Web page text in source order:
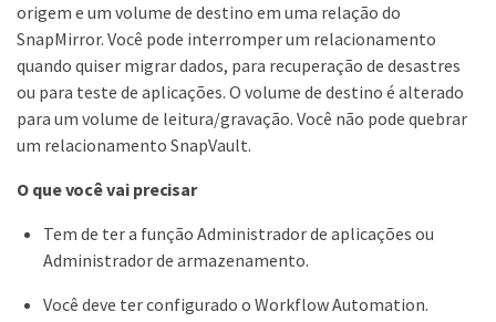
origem e um volume de destino em uma relação do
SnapMirror. Você pode interromper um relacionamento
quando quiser migrar dados, para recuperação de desastres
ou para teste de aplicações. O volume de destino é alterado
para um volume de leitura/gravação. Você não pode quebrar
um relacionamento SnapVault.
O que você vai precisar
Tem de ter a função Administrador de aplicações ou
Administrador de armazenamento.
Você deve ter configurado o Workflow Automation.